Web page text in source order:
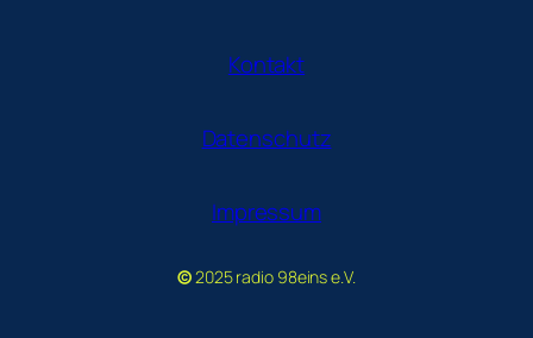
Kontakt
Datenschutz
Impressum
©2025 radio 98eins e.V.